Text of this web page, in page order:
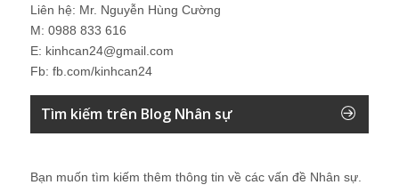
Liên hệ: Mr. Nguyễn Hùng Cường
M: 0988 833 616
E: kinhcan24@gmail.com
Fb: fb.com/kinhcan24
Tìm kiếm trên Blog Nhân sự
Bạn muốn tìm kiếm thêm thông tin về các vấn đề Nhân sự